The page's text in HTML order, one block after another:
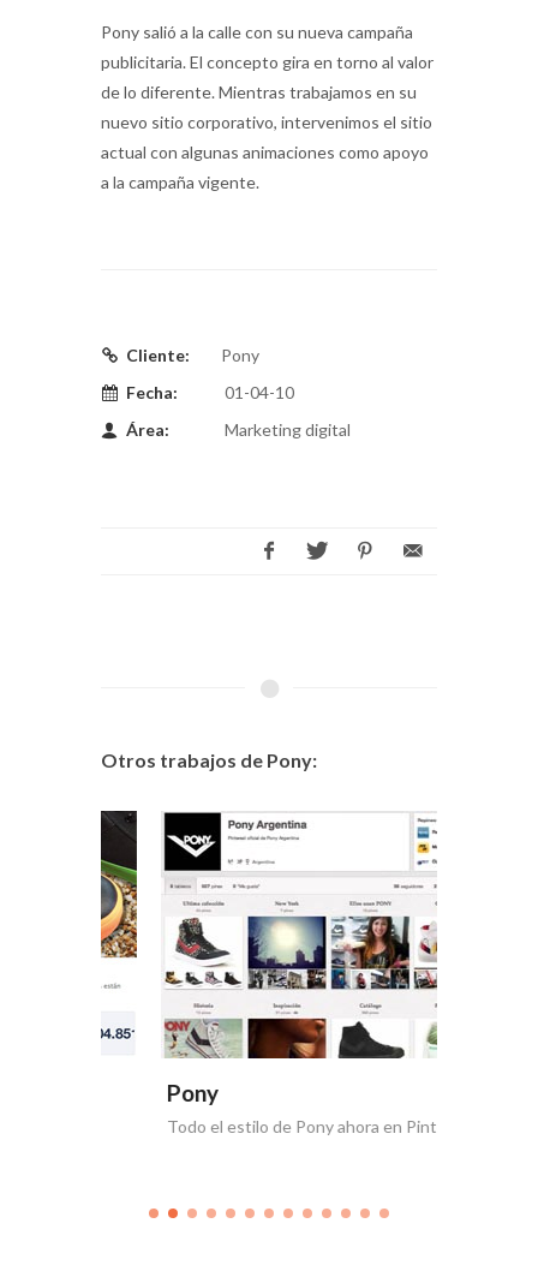
Pony salió a la calle con su nueva campaña
publicitaria. El concepto gira en torno al valor
de lo diferente. Mientras trabajamos en su
nuevo sitio corporativo, intervenimos el sitio
actual con algunas animaciones como apoyo
a la campaña vigente.
Cliente:
Pony
Fecha:
01-04-10
Área:
Marketing digital
Otros trabajos de Pony:
Todo el estilo de Pony ahora en Pinterest